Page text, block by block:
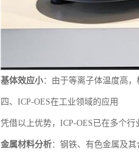
基体效应小：由于等离子体温度高
四、ICP-OES在工业领域的应用
凭借以上优势，ICP-OES已在多个行
金属材料分析：钢铁、有色金属及